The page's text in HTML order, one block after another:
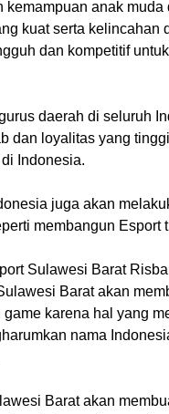
kemampuan anak
kuat serta kelincahan
dan kompetitif
daerah di seluruh
dan loyalitas yang
Indonesia.
juga akan
membangun Esport
Sulawesi Barat
Barat akan
karena hal yang
nama
Barat akan